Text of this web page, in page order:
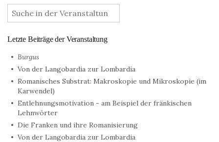
:
Letzte Beiträge der Veranstaltung
Burgus
Von der Langobardia zur Lombardia
Romanisches Substrat: Makroskopie und Mikroskopie (im
Karwendel)
Entlehnungsmotivation - am Beispiel der fränkischen
Lehnwörter
Die Franken und ihre Romanisierung
Von der Langobardia zur Lombardia